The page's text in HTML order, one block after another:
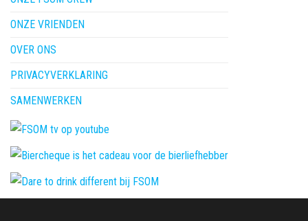
ONZE VRIENDEN
OVER ONS
PRIVACYVERKLARING
SAMENWERKEN